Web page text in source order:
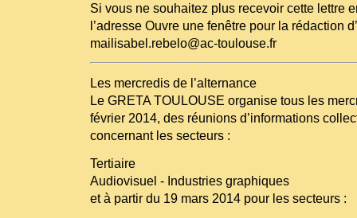
Si vous ne souhaitez plus recevoir cette lettre
l’adresse Ouvre une fenêtre pour la rédaction
mailisabel.rebelo@ac-toulouse.fr
Les mercredis de l’alternance
Le GRETA TOULOUSE organise tous les
février 2014, des réunions d’informations
concernant les secteurs :
Tertiaire
Audiovisuel - Industries graphiques
et à partir du 19 mars 2014 pour les secteurs :